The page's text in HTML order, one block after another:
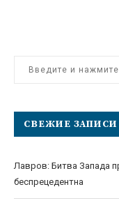
СВЕЖИЕ ЗАПИСИ
Лавров: Битва Запада
беспрецедентна